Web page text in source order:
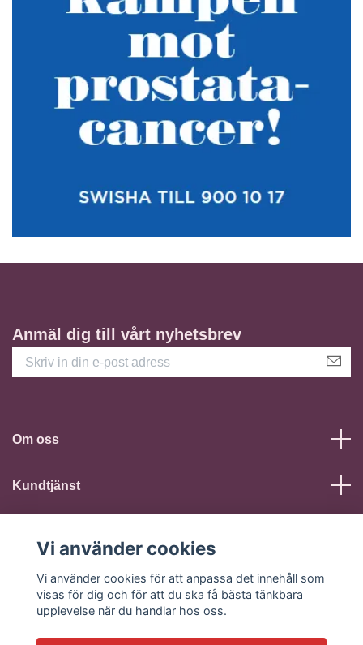
Anmäl dig till vårt nyhetsbrev
Om oss
Kundtjänst
Sociala medier
Vi använder cookies
Vi använder cookies för att anpassa det innehåll som
visas för dig och för att du ska få bästa tänkbara
upplevelse när du handlar hos oss.